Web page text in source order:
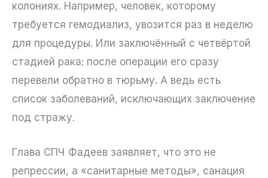
колониях. Например, человек, которому
требуется гемодиализ, увозится раз в неделю
для процедуры. Или заключённый с четвёртой
стадией рака: после операции его сразу
перевели обратно в тюрьму. А ведь есть
список заболеваний, исключающих заключение
под стражу.
Глава СПЧ Фадеев заявляет, что это не
репрессии, а «санитарные методы», санация